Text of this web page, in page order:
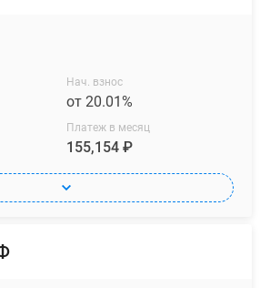
Нач. взнос
от 20.01%
Платеж в месяц
155,154 ₽